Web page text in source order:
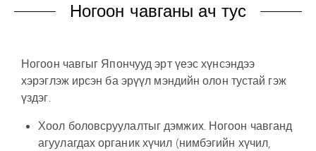
Ногоон чавганы ач тус
Ногоон чавгыг Япончууд эрт үеэс хүнсэндээ
хэрэглэж ирсэн ба эрүүл мэндийн олон тустай гэж
үздэг.
Хоол боловсруулалтыг дэмжих. Ногоон чавганд
агуулагдах органик хүчил (нимбэгийн хүчил,